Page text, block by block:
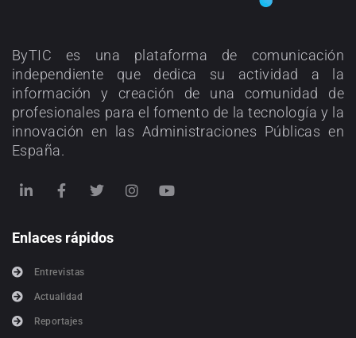
ByTIC es una plataforma de comunicación
independiente que dedica su actividad a la
información y creación de una comunidad de
profesionales para el fomento de la tecnología y la
innovación en las Administraciones Públicas en
España.
Enlaces rápidos
Entrevistas
Actualidad
Reportajes